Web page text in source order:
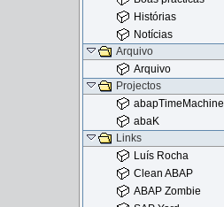
Histórias
Notícias
Arquivo
Arquivo
Projectos
abapTimeMachine
abaK
Links
Luís Rocha
Clean ABAP
ABAP Zombie